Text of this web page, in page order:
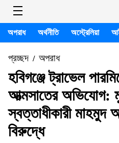
অপরাধ অর্থনীতি অস্ট্রেলিয়া
প্রচ্ছদ/ অপরাধ
হবিগঞ্জে ট্রাভেল
আত্মসাতের অভিযোগ:
স্বত্তাধীকারী
বিরুদ্ধে